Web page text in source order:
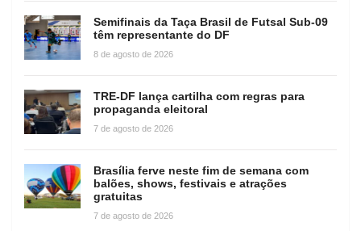
Semifinais da Taça Brasil de Futsal Sub-09
têm representante do DF
8 de agosto de 2026
TRE-DF lança cartilha com regras para
propaganda eleitoral
7 de agosto de 2026
Brasília ferve neste fim de semana com
balões, shows, festivais e atrações
gratuitas
7 de agosto de 2026